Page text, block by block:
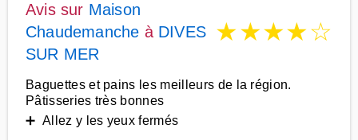
Avis sur Maison
Chaudemanche à DIVES
SUR MER
★★★★☆
Baguettes et pains les meilleurs de la région.
Pâtisseries très bonnes
➕ Allez y les yeux fermés